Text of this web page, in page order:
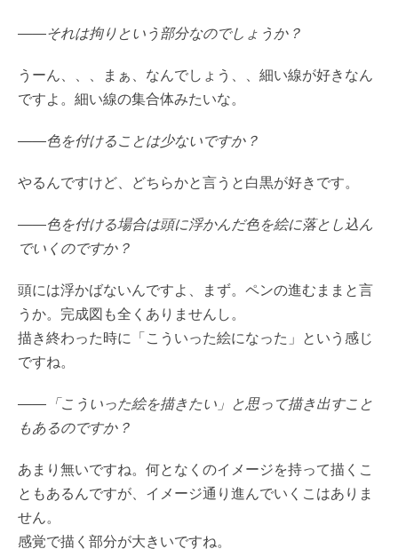
――それは拘りという部分なのでしょうか？
うーん、、、まぁ、なんでしょう、、細い線が好きなん
ですよ。細い線の集合体みたいな。
――色を付けることは少ないですか？
やるんですけど、どちらかと言うと白黒が好きです。
――色を付ける場合は頭に浮かんだ色を絵に落とし込ん
でいくのですか？
頭には浮かばないんですよ、まず。ペンの進むままと言
うか。完成図も全くありませんし。
描き終わった時に「こういった絵になった」という感じ
ですね。
――「こういった絵を描きたい」と思って描き出すこと
もあるのですか？
あまり無いですね。何となくのイメージを持って描くこ
ともあるんですが、イメージ通り進んでいくこはありま
せん。
感覚で描く部分が大きいですね。